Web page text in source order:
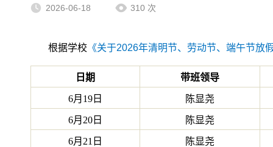
2026-06-18 310 次
根据学校 《关于2026年清明节、劳动节、端午节放
日期 带班领导
6月19日 陈显尧
6月20日 陈显尧
6月21日 陈显尧